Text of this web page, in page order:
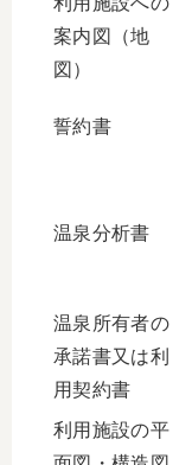
案内図（地
図）
誓約書
温泉分析書
温泉所有者の
承諾書又は利
用契約書
利用施設の平